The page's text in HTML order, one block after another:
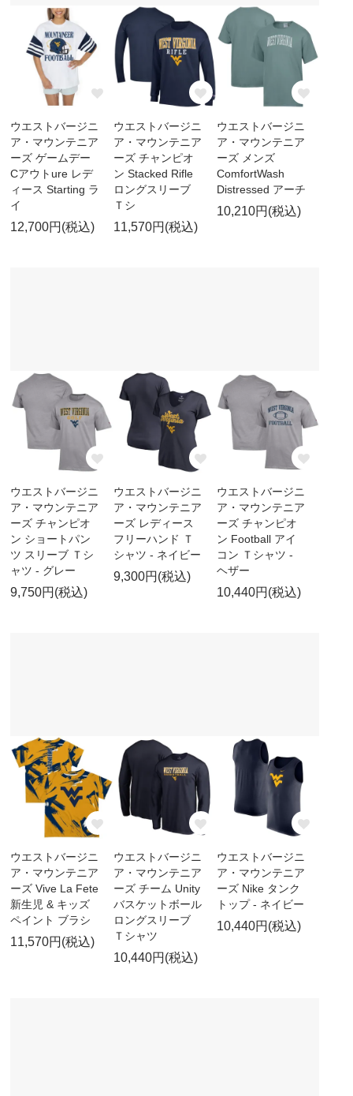
ウエストバージニ
ア・マウンテニア
ーズ ゲームデー
Cアウトure レデ
ィース Starting ラ
イ
12,700円(税込)
ウエストバージニ
ア・マウンテニア
ーズ チャンピオ
ン Stacked Rifle
ロングスリーブ
Ｔシ
11,570円(税込)
ウエストバージニ
ア・マウンテニア
ーズ メンズ
ComfortWash
Distressed アーチ
10,210円(税込)
ウエストバージニ
ア・マウンテニア
ーズ チャンピオ
ン ショートパン
ツ スリーブ Ｔシ
ャツ - グレー
9,750円(税込)
ウエストバージニ
ア・マウンテニア
ーズ レディース
フリーハンド Ｔ
シャツ - ネイビー
9,300円(税込)
ウエストバージニ
ア・マウンテニア
ーズ チャンピオ
ン Football アイ
コン Ｔシャツ -
ヘザー
10,440円(税込)
ウエストバージニ
ア・マウンテニア
ーズ Vive La Fete
新生児 & キッズ
ペイント ブラシ
11,570円(税込)
ウエストバージニ
ア・マウンテニア
ーズ チーム Unity
バスケットボール
ロングスリーブ
Ｔシャツ
10,440円(税込)
ウエストバージニ
ア・マウンテニア
ーズ Nike タンク
トップ - ネイビー
10,440円(税込)